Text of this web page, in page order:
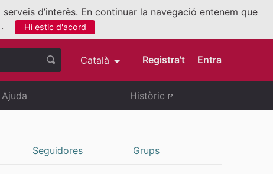
d’interès. En continuar la navegació entenem que
extern)
. Hi estic d'acord
Català Triar la llengua Elegir el idioma
Registra't Entra
Ajuda
Històric
Seguidores Grups